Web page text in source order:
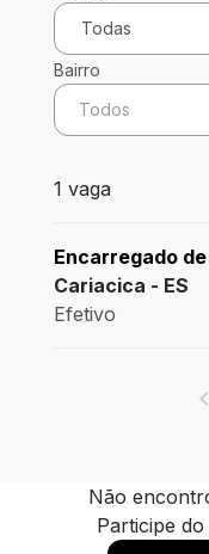
Todas
Bairro
Todos
1 vaga
1 vaga
Encarregado
Cariacica - ES
Efetivo
Não
Participe